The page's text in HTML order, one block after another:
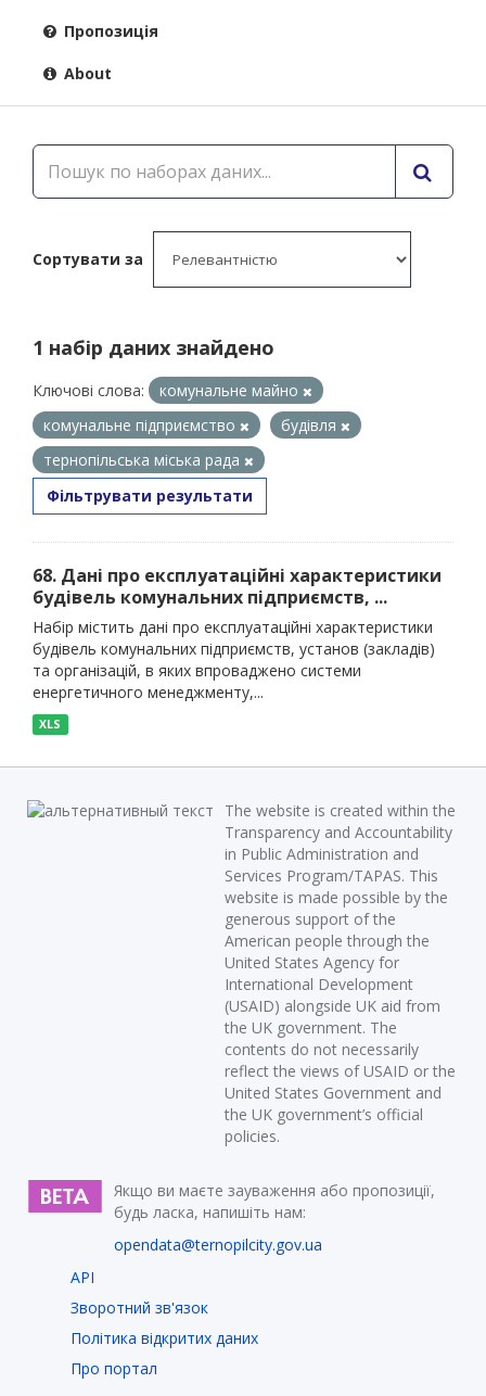
Пропозиція
About
Сортувати за
1 набір даних знайдено
Ключові слова:
комунальне майно
комунальне підприємство
будівля
тернопільська міська рада
Фільтрувати результати
68. Дані про експлуатаційні характеристики
будівель комунальних підприємств, ...
Набір містить дані про експлуатаційні характеристики
будівель комунальних підприємств, установ (закладів)
та організацій, в яких впроваджено системи
енергетичного менеджменту,...
XLS
The website is created within the
Transparency and Accountability
in Public Administration and
Services Program/TAPAS. This
website is made possible by the
generous support of the
American people through the
United States Agency for
International Development
(USAID) alongside UK aid from
the UK government. The
contents do not necessarily
reflect the views of USAID or the
United States Government and
the UK government’s official
policies.
Якщо ви маєте зауваження або пропозиції,
будь ласка, напишіть нам:
opendata@ternopilcity.gov.ua
API
Зворотний зв'язок
Політика відкритих даних
Про портал